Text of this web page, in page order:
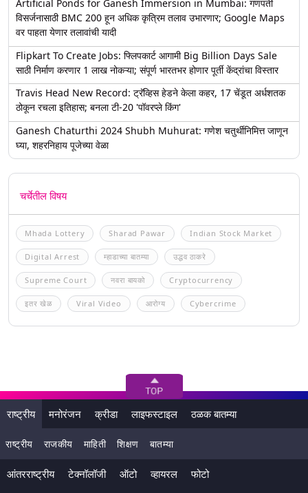
Artificial Ponds for Ganesh Immersion in Mumbai: गणपती
विसर्जनासाठी BMC 200 हून अधिक कृत्रिम तलाव उभारणार; Google Maps
वर पाहता येणार तलावांची यादी
Flipkart To Create Jobs: फ्लिपकार्ट आगामी Big Billion Days Sale
साठी निर्माण करणार 1 लाख नोकऱ्या; संपूर्ण भारतभर होणार पूर्ती केंद्रांचा विस्तार
Travis Head New Record: ट्रॅव्हिस हेडने केला कहर, 17 चेंडूत अर्धशतक
ठोकून रचला इतिहास; बनला टी-20 'पॉवरप्ले किंग'
Ganesh Chaturthi 2024 Shubh Muhurat: गणेश चतुर्थीनिमित्त जाणून
घ्या, शहरनिहाय पूजेच्या वेळा
चर्चेतील विषय
Mhada Lottery Sharad Pawar Indian Stock Market
Digital Arrest म्हाडाच्या बातम्या उद्धव ठाकरे
Supreme Court नवरा बायको Cryptocurrency
इतर खेळ Viral Video आरोग्य Cybercrime
राष्ट्रीय मनोरंजन क्रीडा लाइफस्टाइल ठळक बातम्या
राष्ट्रीय राजकीय माहिती शिक्षण बातम्या
आंतरराष्ट्रीय टेक्नॉलॉजी ऑटो व्हायरल फोटो